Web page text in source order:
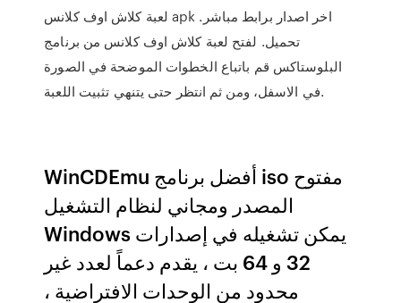
لعبة كلاش اوف كلانس apk اخر اصدار برابط مباشر.
تحميل. لفتح لعبة كلاش اوف كلانس من برنامج
البلوستاكس قم باتباع الخطوات الموضحة في الصورة
في الاسفل، ومن ثم انتظر حتى يتنهي تثبيت اللعبة.
WinCDEmu أفضل برنامج iso مفتوح
المصدر ومجاني لنظام التشغيل
Windows يمكن تشغيله في إصدارات
32 و 64 بت ، يقدم دعماً لعدد غير
محدود من الوحدات الافتراضية ،